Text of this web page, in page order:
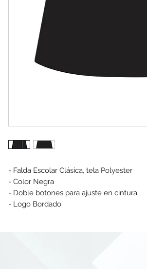
- Falda Escolar Clásica, tela Polyester
- Color Negra
- Doble botones para ajuste en cintura
- Logo Bordado